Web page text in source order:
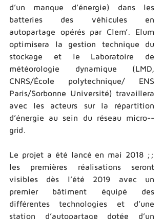
d’un manque d’énergie) dans les
batteries des véhicules en
autopartage opérés par Clem’. Elum
optimisera la gestion technique du
stockage et le Laboratoire de
météorologie dynamique (LMD,
CNRS/École polytechnique/ ENS
Paris/Sorbonne Université) travaillera
avec les acteurs sur la répartition
d’énergie au sein du réseau micro-­
grid.
Le projet a été lancé en mai 2018 ;;
les premières réalisations seront
visibles dès l’été 2019 avec un
premier bâtiment équipé des
différentes technologies et d’une
station d’autopartage dotée d’un